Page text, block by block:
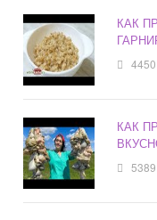
КАК
4450
КАК
5389